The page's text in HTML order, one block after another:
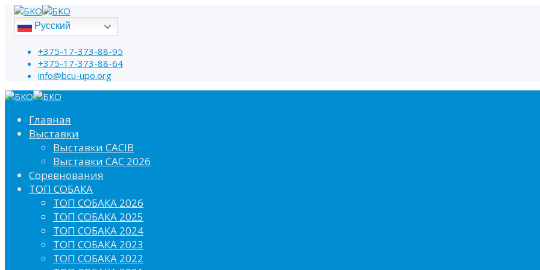
Русский
+375-17-373-88-95
+375-17-373-88-64
info@bcu-upo.org
Главная
Выставки
Выставки CACIB
Выставки САС 2026
Соревнования
ТОП СОБАКА
ТОП СОБАКА 2026
ТОП СОБАКА 2025
ТОП СОБАКА 2024
ТОП СОБАКА 2023
ТОП СОБАКА 2022